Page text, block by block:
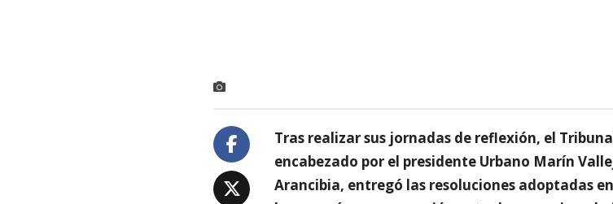
Tras realizar sus jornadas de reflexión, el
encabezado por el presidente Urbano Marín
Arancibia, entregó las resoluciones adoptadas